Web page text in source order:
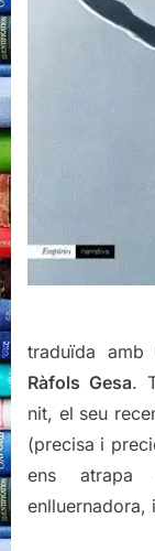
traduïda amb
Ràfols Gesa.
nit, el seu
(precisa i
ens atrapa
enlluernadora,